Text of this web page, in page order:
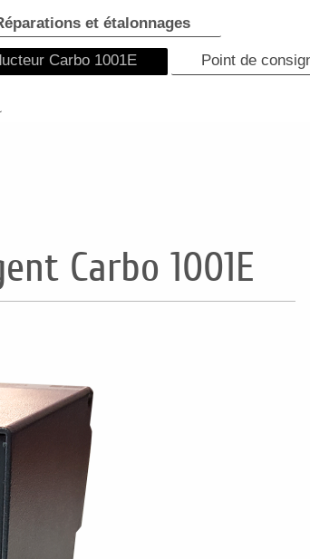
et étalonnages
Carbo 1001E Point de
Carbo 1001E